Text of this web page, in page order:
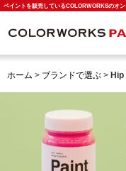
ペイントを販売しているCOLORWORKSのオン
ホーム > ブランドで選ぶ >